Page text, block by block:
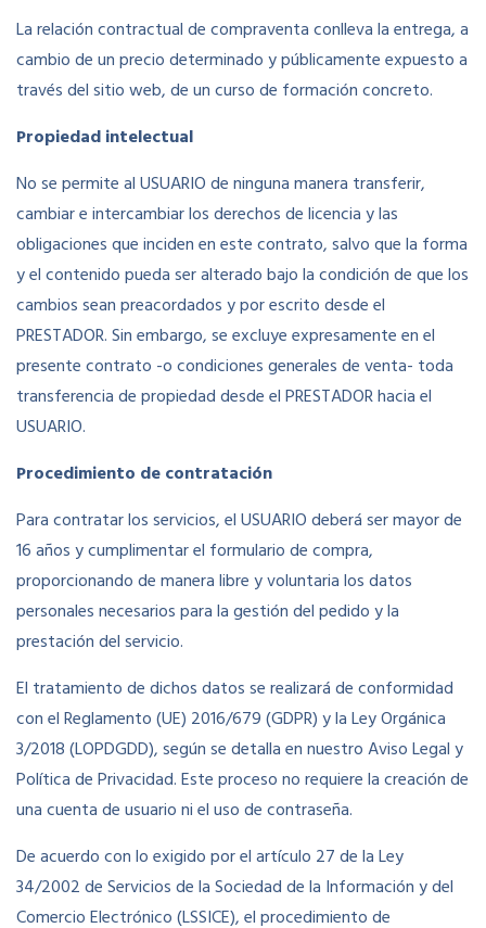
La relación contractual de compraventa conlleva la entrega, a
cambio de un precio determinado y públicamente expuesto a
través del sitio web, de un curso de formación concreto.
Propiedad intelectual
No se permite al USUARIO de ninguna manera transferir,
cambiar e intercambiar los derechos de licencia y las
obligaciones que inciden en este contrato, salvo que la forma
y el contenido pueda ser alterado bajo la condición de que los
cambios sean preacordados y por escrito desde el
PRESTADOR. Sin embargo, se excluye expresamente en el
presente contrato -o condiciones generales de venta- toda
transferencia de propiedad desde el PRESTADOR hacia el
USUARIO.
Procedimiento de contratación
Para contratar los servicios, el USUARIO deberá ser mayor de
16 años y cumplimentar el formulario de compra,
proporcionando de manera libre y voluntaria los datos
personales necesarios para la gestión del pedido y la
prestación del servicio.
El tratamiento de dichos datos se realizará de conformidad
con el Reglamento (UE) 2016/679 (GDPR) y la Ley Orgánica
3/2018 (LOPDGDD), según se detalla en nuestro Aviso Legal y
Política de Privacidad. Este proceso no requiere la creación de
una cuenta de usuario ni el uso de contraseña.
De acuerdo con lo exigido por el artículo 27 de la Ley
34/2002 de Servicios de la Sociedad de la Información y del
Comercio Electrónico (LSSICE), el procedimiento de